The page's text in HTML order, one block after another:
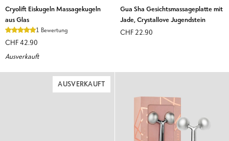
Cryolift
Eiskugeln
Massagekugeln
Glas
Cryolift Eiskugeln Massagekugeln
aus Glas
1 Bewertung
CHF 42.90
Ausverkauft
Sha
Gesichtsmassageplatte
mit
Gua Sha Gesichtsmassageplatte mit
Jade, Crystallove Jugendstein
CHF 22.90
AUSVERKAUFT